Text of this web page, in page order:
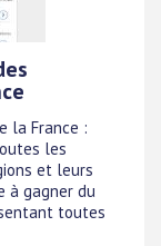
la France :
les
et leurs
à gagner du
toutes